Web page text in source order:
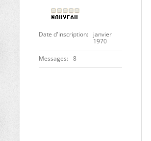
Date d'inscription
janvier
1970
Messages 8